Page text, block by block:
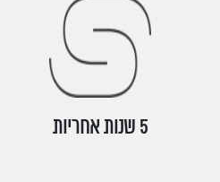
5 שנות אחריות